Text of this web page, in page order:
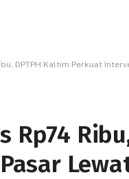
DPTPH Kaltim Perkuat
Rp74